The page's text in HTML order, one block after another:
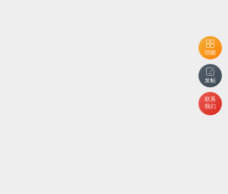
功能
发帖
联系
我们